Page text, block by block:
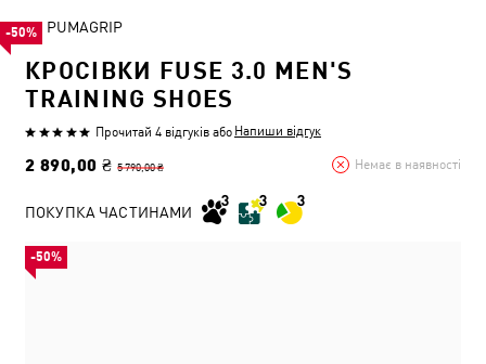
PUMAGRIP
КРОСІВКИ FUSE 3.0 MEN'S
TRAINING SHOES
Прочитай 4 відгуків або Напиши відгук
2 890,00 ₴ 5 790,00 ₴ Немає в наявності
-50%
ПОКУПКА ЧАСТИНАМИ
-50%